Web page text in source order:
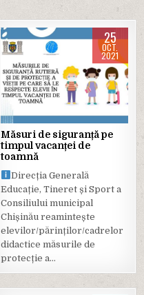
25
OCT.
2021
Posted
in
Măsuri de siguranță pe
timpul vacanței de
toamnă
Direcția Generală
Educație, Tineret și Sport a
Consiliului municipal
Chișinău reamintește
elevilor/părinților/cadrelor
didactice măsurile de
protecție a…